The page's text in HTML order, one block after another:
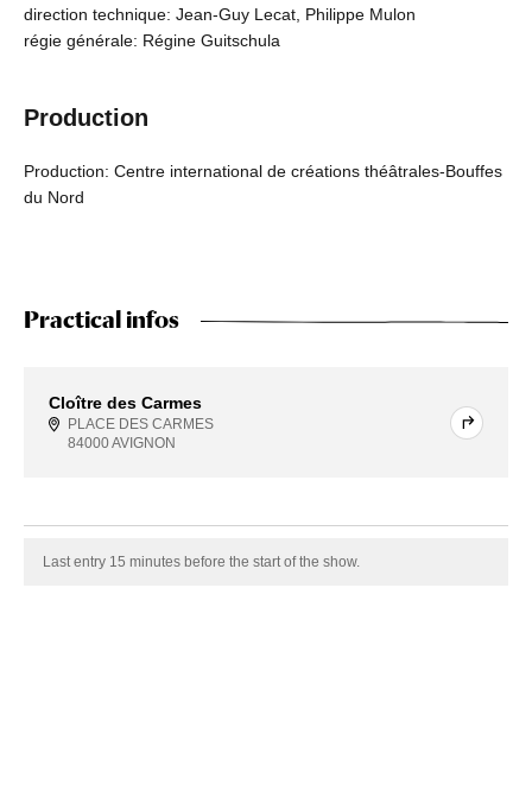
direction technique: Jean-Guy Lecat, Philippe Mulon
régie générale: Régine Guitschula
Production
Production: Centre international de créations théâtrales-Bouffes
du Nord
Practical infos
Cloître des Carmes
PLACE DES CARMES
84000 AVIGNON
Last entry 15 minutes before the start of the show.